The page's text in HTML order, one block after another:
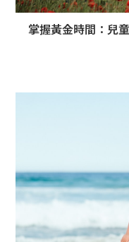
掌握黃金時間：兒